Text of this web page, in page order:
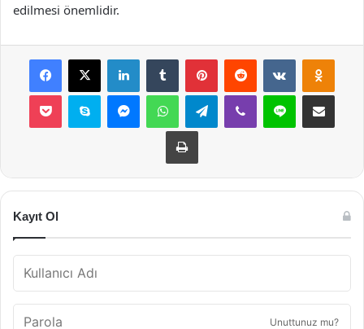
edilmesi önemlidir.
Facebook
X LinkedInTumblr PinterestReddit VKontakte
Pocket Skype MessengerWhatsAppTelegramViber Line E-Posta ile
Yazdır
Kayıt Ol
Unuttunuz mu?